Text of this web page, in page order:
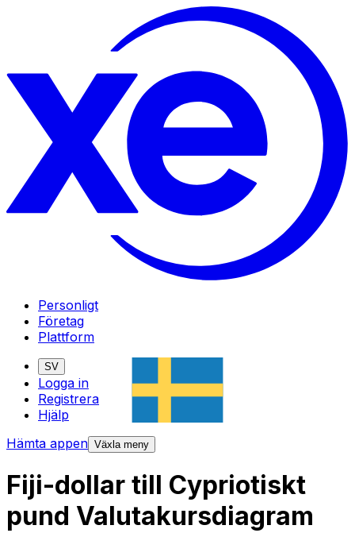
Personligt
Företag
Plattform
SV
Logga in
Registrera
Hjälp
Hämta appen Växla meny
Fiji-dollar till Cypriotiskt
pund Valutakursdiagram